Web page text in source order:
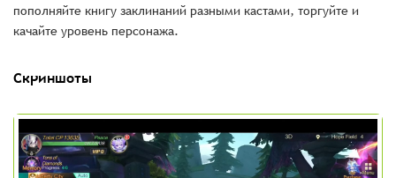
пополняйте книгу заклинаний разными кастами, торгуйте и
качайте уровень персонажа.
Скриншоты